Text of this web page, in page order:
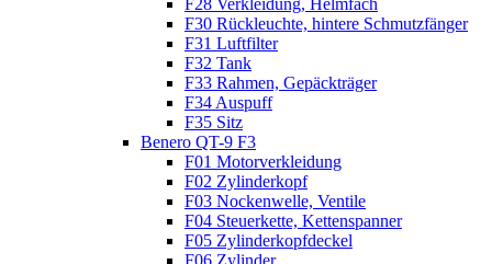
F30 Rückleuchte, hintere Schmutzfänger
F31 Luftfilter
F32 Tank
F33 Rahmen, Gepäckträger
F34 Auspuff
F35 Sitz
Benero QT-9 F3
F01 Motorverkleidung
F02 Zylinderkopf
F03 Nockenwelle, Ventile
F04 Steuerkette, Kettenspanner
F05 Zylinderkopfdeckel
F06 Zylinder